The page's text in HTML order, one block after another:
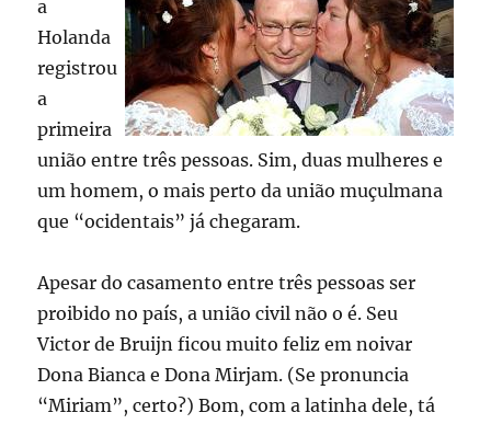
a
Holanda
registrou
a
primeira
união entre três pessoas. Sim, duas mulheres e
um homem, o mais perto da união muçulmana
que “ocidentais” já chegaram.
Apesar do casamento entre três pessoas ser
proibido no país, a união civil não o é. Seu
Victor de Bruijn ficou muito feliz em noivar
Dona Bianca e Dona Mirjam. (Se pronuncia
“Miriam”, certo?) Bom, com a latinha dele, tá